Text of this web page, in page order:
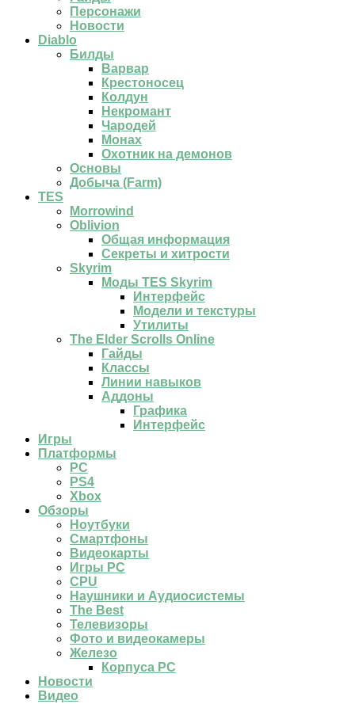
Персонажи
Новости
Diablo
Билды
Варвар
Крестоносец
Колдун
Некромант
Чародей
Монах
Охотник на демонов
Основы
Добыча (Farm)
TES
Morrowind
Oblivion
Общая информация
Секреты и хитрости
Skyrim
Моды TES Skyrim
Интерфейс
Модели и текстуры
Утилиты
The Elder Scrolls Online
Гайды
Классы
Линии навыков
Аддоны
Графика
Интерфейс
Игры
Платформы
PC
PS4
Xbox
Обзоры
Ноутбуки
Смартфоны
Видеокарты
Игры PC
CPU
Наушники и Аудиосистемы
The Best
Телевизоры
Фото и видеокамеры
Железо
Корпуса PC
Новости
Видео